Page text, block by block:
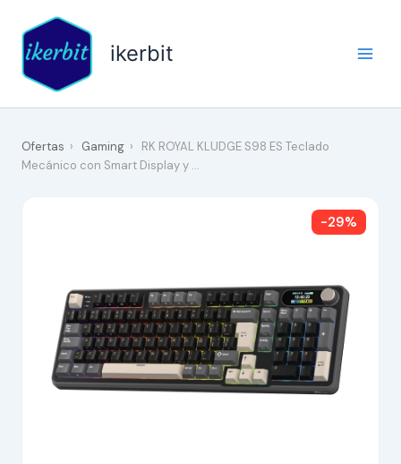
contenido
ikerbit
Ofertas › Gaming ›
RK ROYAL KLUDGE S98 ES Teclado
Mecánico con Smart Display y …
-29%